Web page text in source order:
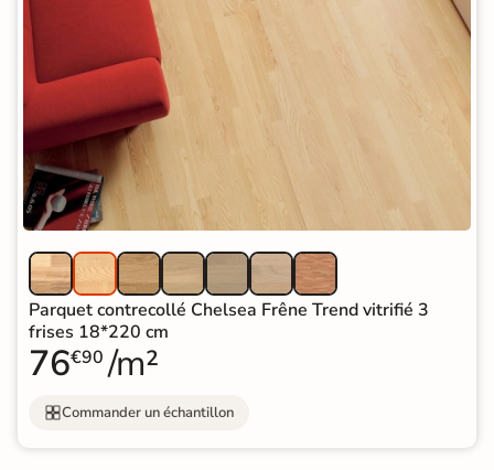
Parquet contrecollé Chelsea Frêne Trend vitrifié 3
frises 18*220 cm
76€90 /m²
Commander un échantillon